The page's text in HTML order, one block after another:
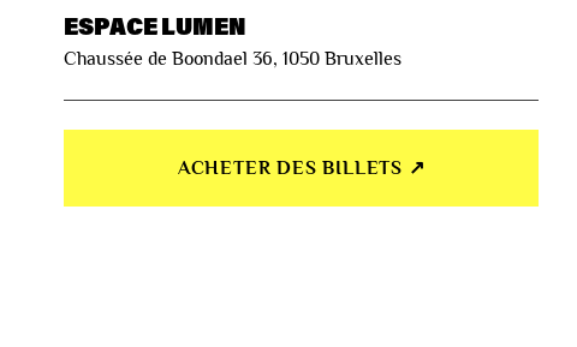
ESPACE LUMEN
Chaussée de Boondael 36, 1050 Bruxelles
ACHETER DES BILLETS ↗︎